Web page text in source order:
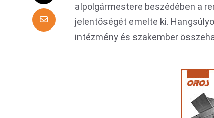
alpolgármestere beszédében a
jelentőségét emelte ki.
intézmény és szakember